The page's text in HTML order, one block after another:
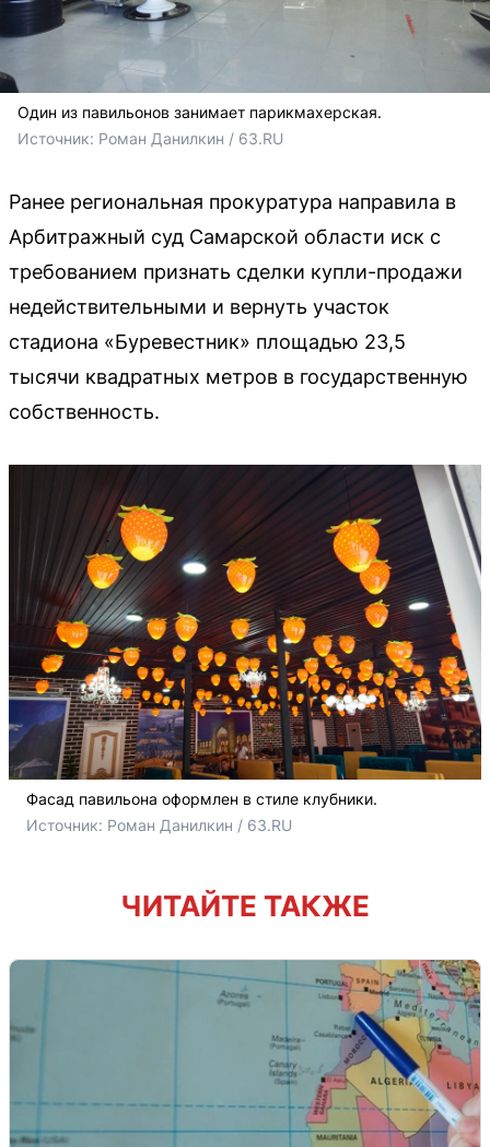
Один из павильонов занимает парикмахерская.
Источник: Роман Данилкин / 63.RU
Ранее региональная прокуратура направила в
Арбитражный суд Самарской области иск с
требованием признать сделки купли-продажи
недействительными и вернуть участок
стадиона «Буревестник» площадью 23,5
тысячи квадратных метров в государственную
собственность.
Фасад павильона оформлен в стиле клубники.
Источник: Роман Данилкин / 63.RU
ЧИТАЙТЕ ТАКЖЕ